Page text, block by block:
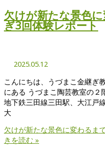
欠けが新たな景色
ぎ3回体験レポート
2025.05.12
こんにちは、うづまこ金継ぎ
にある うづまこ陶芸教室の
地下鉄三田線三田駅、大江戸
大
欠けが新たな景色に変わるま
きを読む »